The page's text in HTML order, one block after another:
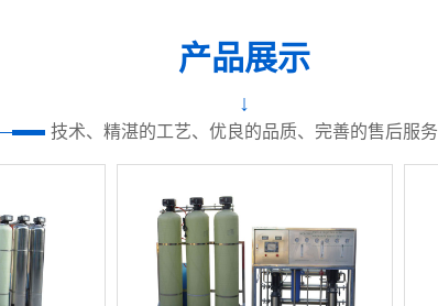
产品展示
↓
技术、精湛的工艺、优良的品质、完善的售后服务